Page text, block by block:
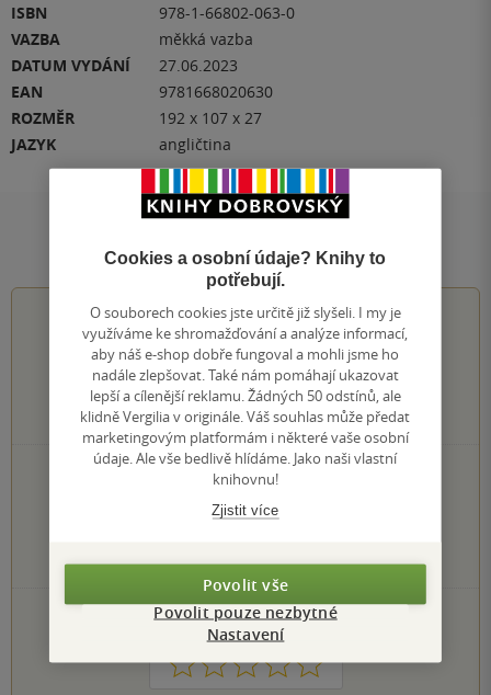
ISBN
978-1-66802-063-0
VAZBA
měkká vazba
DATUM VYDÁNÍ
27.06.2023
EAN
9781668020630
ROZMĚR
192 x 107 x 27
JAZYK
angličtina
Hodnocení a recenze čtenářů
0.0z5
0hodnocení čtenářů
5 hvězdiček
3 hvězdičky
0×
1 hvezdička
PŘIDEJTE SVÉ HODNOCENÍ KNIHY
1 2 3 4 5
Cookies a osobní údaje? Knihy to
potřebují.
O souborech cookies jste určitě již slyšeli. I my je
využíváme ke shromažďování a analýze informací,
aby náš e-shop dobře fungoval a mohli jsme ho
nadále zlepšovat. Také nám pomáhají ukazovat
lepší a cílenější reklamu. Žádných 50 odstínů, ale
klidně Vergilia v originále. Váš souhlas může předat
marketingovým platformám i některé vaše osobní
údaje. Ale vše bedlivě hlídáme. Jako naši vlastní
knihovnu!
Zjistit více
Povolit vše
Povolit pouze nezbytné
Nastavení